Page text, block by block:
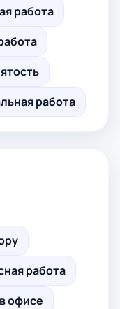
работа
работа
работа
офисе